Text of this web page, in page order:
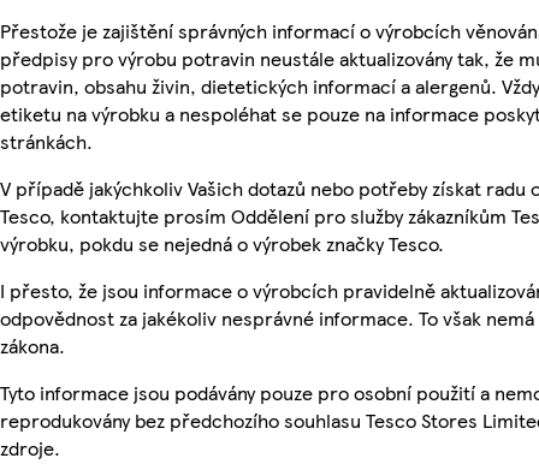
Přestože je zajištění správných informací o výrobcích
předpisy pro výrobu potravin neustále aktualizovány tak, že
potravin, obsahu živin, dietetických informací a alergenů.
etiketu na výrobku a nespoléhat se pouze na informace
stránkách.
V případě jakýchkoliv Vašich dotazů nebo potřeby získat radu
Tesco, kontaktujte prosím Oddělení pro služby zákazníkům
výrobku, pokdu se nejedná o výrobek značky Tesco.
I přesto, že jsou informace o výrobcích pravidelně
odpovědnost za jakékoliv nesprávné informace. To však
zákona.
Tyto informace jsou podávány pouze pro osobní použití a
reprodukovány bez předchozího souhlasu Tesco Stores
zdroje.